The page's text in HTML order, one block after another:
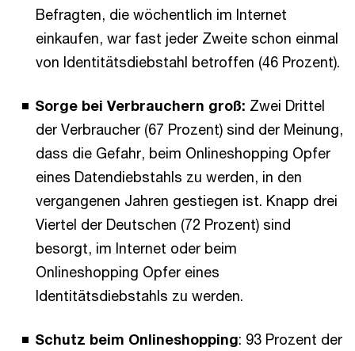
Befragten, die wöchentlich im Internet
einkaufen, war fast jeder Zweite schon einmal
von Identitätsdiebstahl betroffen (46 Prozent).
Sorge bei Verbrauchern groß: Zwei Drittel
der Verbraucher (67 Prozent) sind der Meinung,
dass die Gefahr, beim Onlineshopping Opfer
eines Datendiebstahls zu werden, in den
vergangenen Jahren gestiegen ist. Knapp drei
Viertel der Deutschen (72 Prozent) sind
besorgt, im Internet oder beim
Onlineshopping Opfer eines
Identitätsdiebstahls zu werden.
Schutz beim Onlineshopping: 93 Prozent der